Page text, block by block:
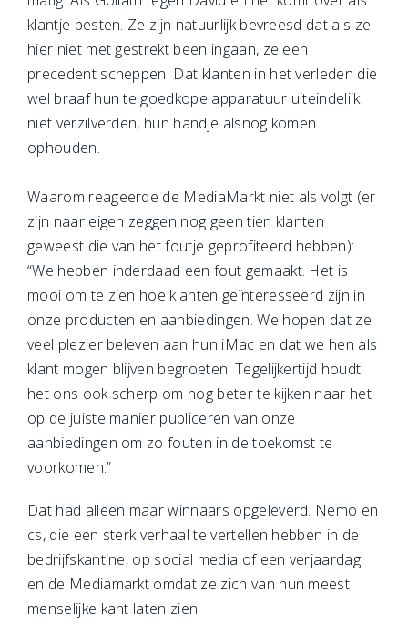
klantje pesten. Ze zijn natuurlijk bevreesd dat als ze
hier niet met gestrekt been ingaan, ze een
precedent scheppen. Dat klanten in het verleden die
wel braaf hun te goedkope apparatuur uiteindelijk
niet verzilverden, hun handje alsnog komen
ophouden.
Waarom reageerde de MediaMarkt niet als volgt (er
zijn naar eigen zeggen nog geen tien klanten
geweest die van het foutje geprofiteerd hebben):
“We hebben inderdaad een fout gemaakt. Het is
mooi om te zien hoe klanten geïnteresseerd zijn in
onze producten en aanbiedingen. We hopen dat ze
veel plezier beleven aan hun iMac en dat we hen als
klant mogen blijven begroeten. Tegelijkertijd houdt
het ons ook scherp om nog beter te kijken naar het
op de juiste manier publiceren van onze
aanbiedingen om zo fouten in de toekomst te
voorkomen.”
Dat had alleen maar winnaars opgeleverd. Nemo en
cs, die een sterk verhaal te vertellen hebben in de
bedrijfskantine, op social media of een verjaardag
en de Mediamarkt omdat ze zich van hun meest
menselijke kant laten zien.